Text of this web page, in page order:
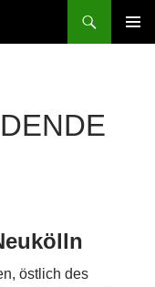
östlich des